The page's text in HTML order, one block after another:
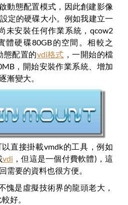
動態配置模式，因此創建影像
定的硬碟大小。例如我建立一
未安裝任何作業系統，qcow2
體硬碟80GB的空間。相較之
態配置的vdi格式 ，一開始的檔
，開始安裝作業系統、增加
漸變大。
直接掛載vmdk的工具，例如
vdi ，但這是一個付費軟體)，這
需要的資料也很方便。
愧是虛擬技術界的龍頭老大，
好。